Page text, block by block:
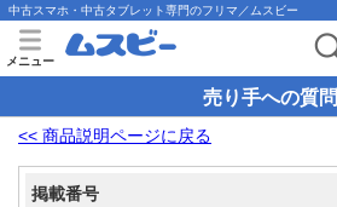
中古スマホ・中古タブレット専門のフリマ／ムスビー
メニュー
売り手への質問
<< 商品説明ページに戻る
掲載番号